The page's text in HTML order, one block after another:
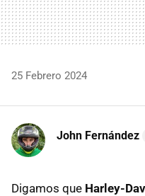
25 Febrero 2024
John Fernández
Digamos que Harley-